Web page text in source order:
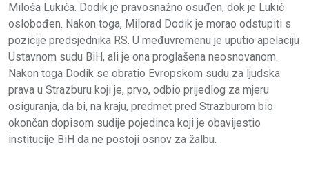
Miloša Lukića. Dodik je pravosnažno osuđen, dok je Lukić
oslobođen. Nakon toga, Milorad Dodik je morao odstupiti s
pozicije predsjednika RS. U međuvremenu je uputio apelaciju
Ustavnom sudu BiH, ali je ona proglašena neosnovanom.
Nakon toga Dodik se obratio Evropskom sudu za ljudska
prava u Strazburu koji je, prvo, odbio prijedlog za mjeru
osiguranja, da bi, na kraju, predmet pred Strazburom bio
okončan dopisom sudije pojedinca koji je obavijestio
institucije BiH da ne postoji osnov za žalbu.